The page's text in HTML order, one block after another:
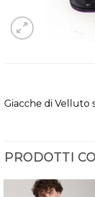
Giacche di Velluto
PRODOTTI